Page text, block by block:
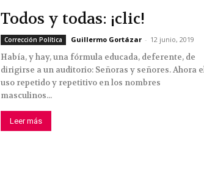
Todos y todas: ¡clic!
Corrección Política Guillermo Gortázar - 12 junio, 2019
Había, y hay, una fórmula educada, deferente, de
dirigirse a un auditorio: Señoras y señores. Ahora
uso repetido y repetitivo en los nombres
masculinos...
Leer más